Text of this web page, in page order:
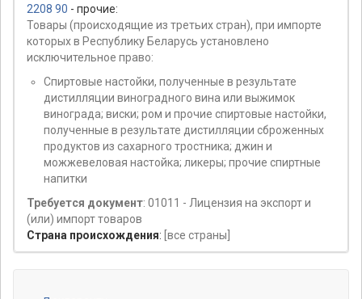
2208 90 - прочие:
Товары (происходящие из третьих стран), при импорте
которых в Республику Беларусь установлено
исключительное право:
Спиртовые настойки, полученные в результате
дистилляции виноградного вина или выжимок
винограда; виски; ром и прочие спиртовые настойки,
полученные в результате дистилляции сброженных
продуктов из сахарного тростника; джин и
можжевеловая настойка; ликеры; прочие спиртные
напитки
Требуется документ: 01011 - Лицензия на экспорт и
(или) импорт товаров
Страна происхождения: [все страны]